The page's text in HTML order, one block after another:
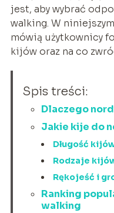
jest, aby wybrać
walking. W
mówią użytkownicy
kijów oraz na co
Spis treści:
Dlaczego
Jakie kije do
Długość
Rodzaje
Rękojeść i
Ranking
walking